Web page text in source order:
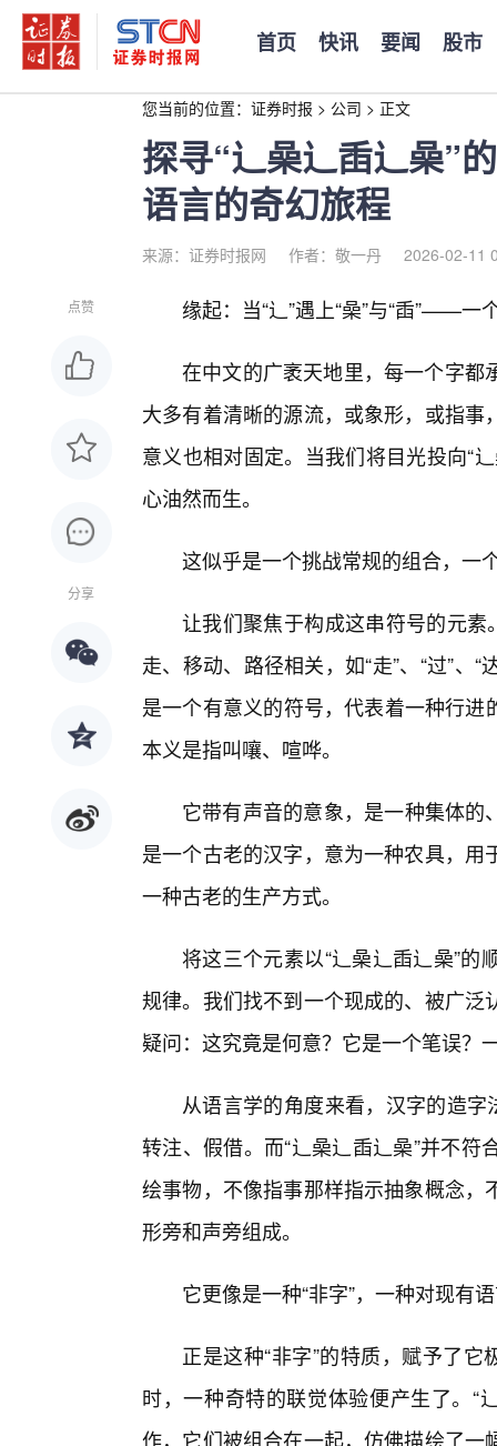
首页 快讯 要闻 股市
您当前的位置： 证券时报 > 公司 > 正文
探寻“辶喿辶臿辶喿”
语言的奇幻旅程
来源：证券时报网 作者：敬一丹 2026-02-11
点赞
分享
缘起：当“辶”遇上“喿”与“臿”——一
在中文的广袤天地里，每一个字都
大多有着清晰的源流，或象形，或指
意义也相对固定。当我们将目光投向“
心油然而生。
这似乎是一个挑战常规的组合，一
让我们聚焦于构成这串符号的元素
走、移动、路径相关，如“走”、“过”、
是一个有意义的符号，代表着一种行进
本义是指叫嚷、喧哗。
它带有声音的意象，是一种集体的
是一个古老的汉字，意为一种农具，
一种古老的生产方式。
将这三个元素以“辶喿辶臿辶喿”
规律。我们找不到一个现成的、被广
疑问：这究竟是何意？它是一个笔误？
从语言学的角度来看，汉字的造字
转注、假借。而“辶喿辶臿辶喿”并不
绘事物，不像指事那样指示抽象概念
形旁和声旁组成。
它更像是一种“非字”，一种对现有
正是这种“非字”的特质，赋予了
时，一种奇特的联觉体验便产生了。“
作，它们被组合在一起，仿佛描绘了